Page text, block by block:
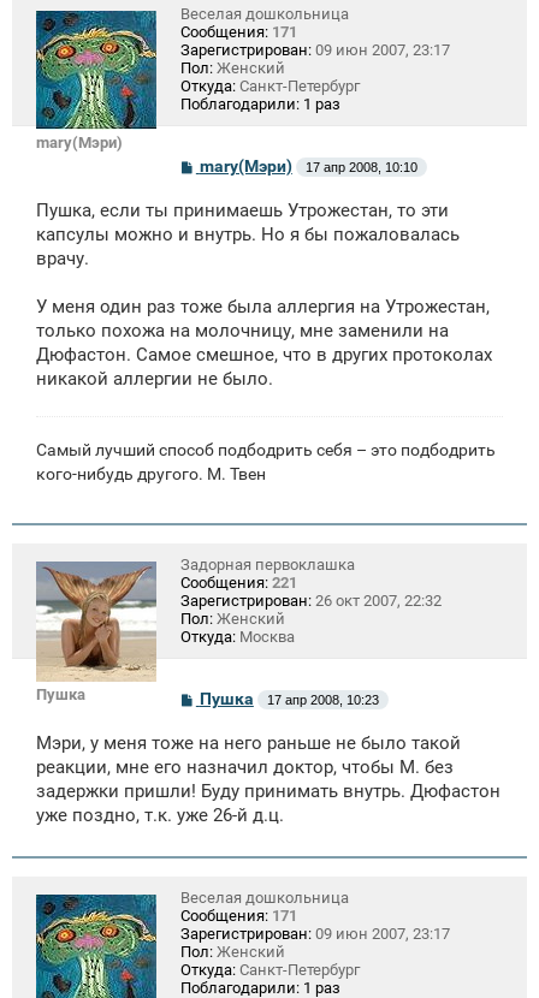
mary(Мэри)
Веселая дошкольница
Сообщения: 171
Зарегистрирован: 09 июн 2007, 23:17
Пол: Женский
Откуда: Санкт-Петербург
Поблагодарили: 1 раз
С
б
щ
mary(Мэри) 17 апр 2008, 10:10
Пушка, если ты принимаешь Утрожестан, то эти
капсулы можно и внутрь. Но я бы пожаловалась
врачу.
У меня один раз тоже была аллергия на Утрожестан,
только похожа на молочницу, мне заменили на
Дюфастон. Самое смешное, что в других протоколах
никакой аллергии не было.
Самый лучший способ подбодрить себя – это подбодрить
кого-нибудь другого. М. Твен
Пушка
Задорная первоклашка
Сообщения: 221
Зарегистрирован: 26 окт 2007, 22:32
Пол: Женский
Откуда: Москва
С
о
б
щ
н
и
Пушка 17 апр 2008, 10:23
Мэри, у меня тоже на него раньше не было такой
реакции, мне его назначил доктор, чтобы М. без
задержки пришли! Буду принимать внутрь. Дюфастон
уже поздно, т.к. уже 26-й д.ц.
Веселая дошкольница
Сообщения: 171
Зарегистрирован: 09 июн 2007, 23:17
Пол: Женский
Откуда: Санкт-Петербург
Поблагодарили: 1 раз